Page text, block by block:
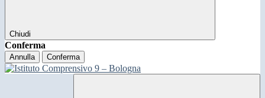
Chiudi
Conferma
Annulla Conferma